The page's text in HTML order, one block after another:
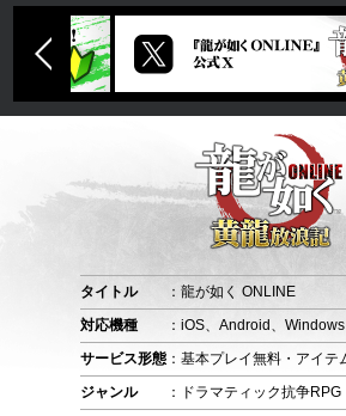
タイトル
：龍が如く ONLINE
対応機種
：iOS、Android、
サービス形態 ：基本プレイ無料・アイテ
ジャンル
：ドラマティック抗争RPG